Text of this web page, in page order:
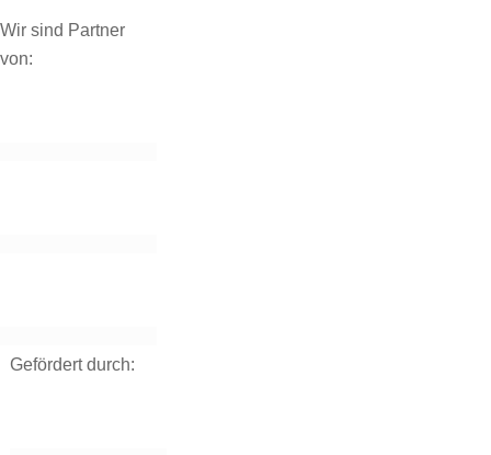
Wir sind Partner
von:
Gefördert durch: